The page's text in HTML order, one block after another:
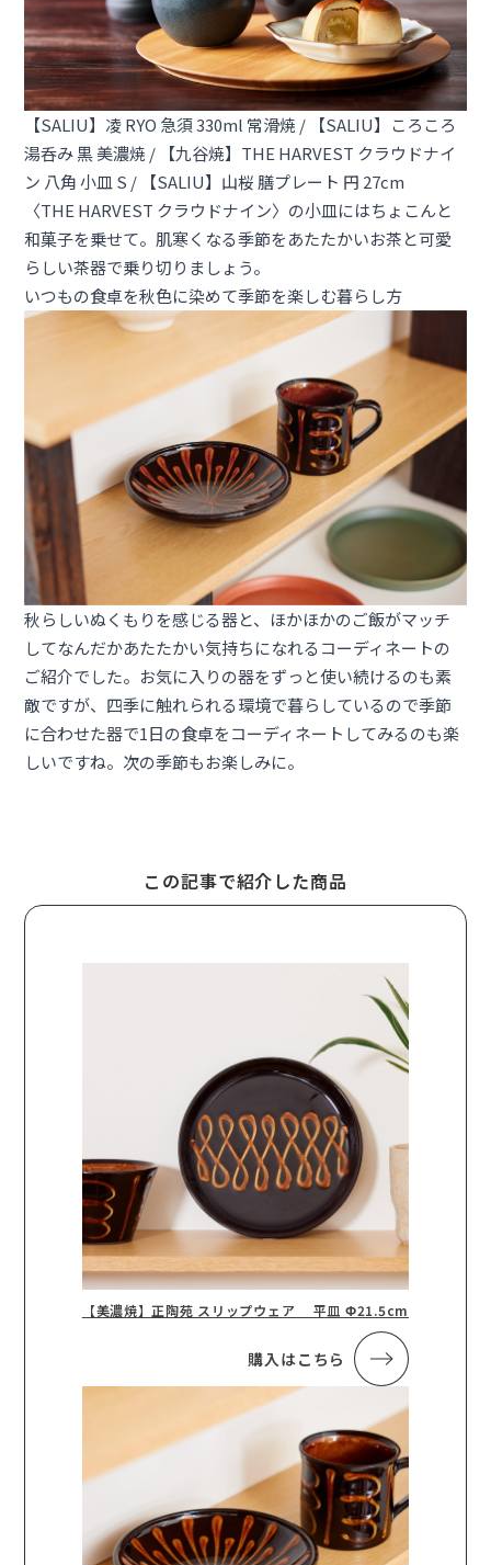
【SALIU】凌 RYO 急須 330ml 常滑焼 /
【SALIU】ころころ
湯呑み 黒 美濃焼 /
【九谷焼】THE HARVEST クラウドナイ
ン 八角 小皿 S /
【SALIU】山桜 膳プレート 円 27cm
〈THE HARVEST クラウドナイン〉の小皿にはちょこんと
和菓子を乗せて。肌寒くなる季節をあたたかいお茶と可愛
らしい茶器で乗り切りましょう。
いつもの食卓を秋色に染めて季節を楽しむ暮らし方
秋らしいぬくもりを感じる器と、ほかほかのご飯がマッチ
してなんだかあたたかい気持ちになれるコーディネートの
ご紹介でした。お気に入りの器をずっと使い続けるのも素
敵ですが、四季に触れられる環境で暮らしているので季節
に合わせた器で1日の食卓をコーディネートしてみるのも楽
しいですね。次の季節もお楽しみに。
この記事で紹介した商品
【美濃焼】正陶苑 スリップウェア 平皿 Φ21.5cm
購入はこちら